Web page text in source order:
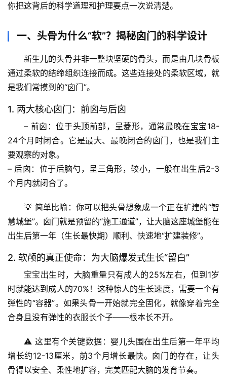
你把这背后的科学道理和护理要点一次说清楚。
一、头骨为什么“软”？揭秘囟门的科学设计
新生儿的头骨并非一整块坚硬的骨头，而是由几块骨板
通过柔软的结缔组织连接而成。这些连接处的柔软区域，就
是我们常摸到的“囟门”。
1. 两大核心囟门：前囟与后囟
– 前囟 ：位于头顶前部，呈菱形，通常最晚在宝宝18-
24个月 时闭合。它是最大、最晚闭合的囟门，也是我们主
要观察的对象。
– 后囟 ：位于后脑勺，呈三角形，较小，一般在出生后2-3
个月 内就闭合了。
💡 简单比喻 ：你可以把头骨想象成一个正在扩建的“智
慧城堡”。囟门就是预留的“施工通道”，让大脑这座城堡能在
出生后第一年（生长最快期）顺利、快速地“扩建装修”。
2. 软颅的真正使命：为大脑爆发式生长“留白”
宝宝出生时，大脑重量只有成人的25%左右，但到1岁
时就能达到成人的70% ！这种惊人的生长速度，需要一个有
弹性的“容器”。如果头骨一开始就完全固化，就像穿着完全
合身且没有弹性的衣服长个子——根本长不开。
⚠️ 这里有个关键数据 ：婴儿头围在出生后第一年平均
增长约12-13厘米，前3个月增长最快。囟门的存在，让头
骨得以安全、柔性地扩容，完美匹配大脑的发育节奏。